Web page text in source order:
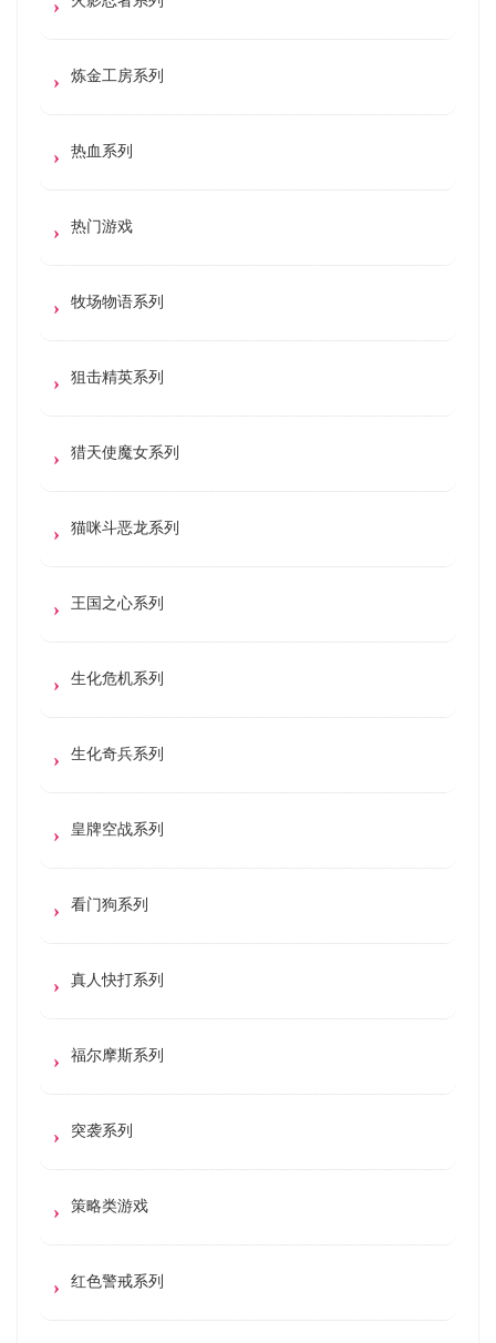
炼金工房系列
热血系列
热门游戏
牧场物语系列
狙击精英系列
猎天使魔女系列
猫咪斗恶龙系列
王国之心系列
生化危机系列
生化奇兵系列
皇牌空战系列
看门狗系列
真人快打系列
福尔摩斯系列
突袭系列
策略类游戏
红色警戒系列